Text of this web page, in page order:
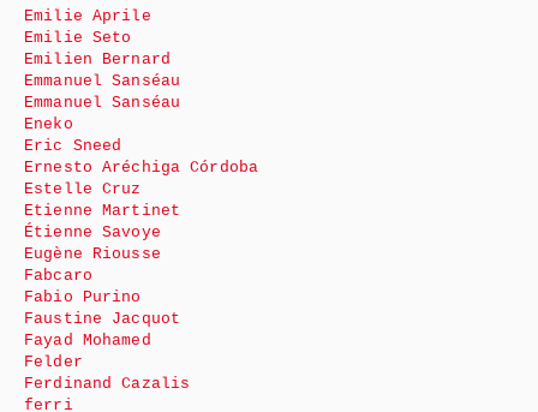
Emilie Aprile
Emilie Seto
Emilien Bernard
Emmanuel Sanséau
Emmanuel Sanséau
Eneko
Eric Sneed
Ernesto Aréchiga Córdoba
Estelle Cruz
Etienne Martinet
Étienne Savoye
Eugène Riousse
Fabcaro
Fabio Purino
Faustine Jacquot
Fayad Mohamed
Felder
Ferdinand Cazalis
ferri